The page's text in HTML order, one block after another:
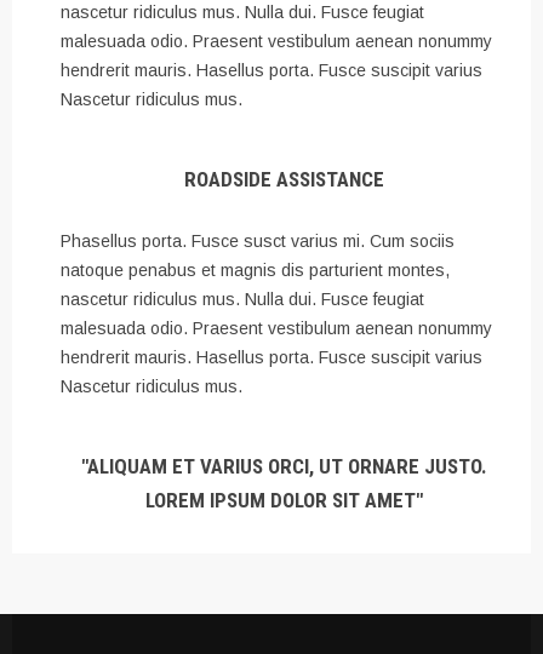
nascetur ridiculus mus. Nulla dui. Fusce feugiat
malesuada odio. Praesent vestibulum aenean nonummy
hendrerit mauris. Hasellus porta. Fusce suscipit varius
Nascetur ridiculus mus.
ROADSIDE ASSISTANCE
Phasellus porta. Fusce susct varius mi. Cum sociis
natoque penabus et magnis dis parturient montes,
nascetur ridiculus mus. Nulla dui. Fusce feugiat
malesuada odio. Praesent vestibulum aenean nonummy
hendrerit mauris. Hasellus porta. Fusce suscipit varius
Nascetur ridiculus mus.
"ALIQUAM ET VARIUS ORCI, UT ORNARE JUSTO.
LOREM IPSUM DOLOR SIT AMET"